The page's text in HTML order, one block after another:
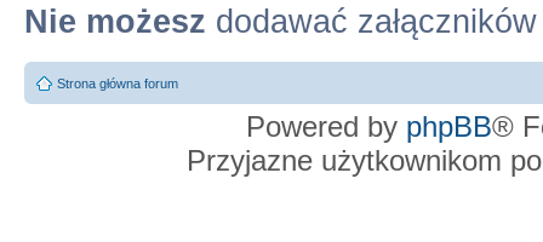
Nie możesz dodawać załączników
Strona główna forum
Powered by phpBB®
Przyjazne użytkownikom